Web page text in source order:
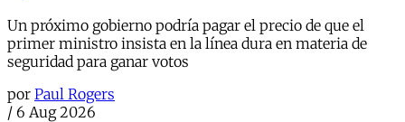
Un próximo gobierno podría pagar el precio de que el
primer ministro insista en la línea dura en materia de
seguridad para ganar votos
por Paul Rogers
/ 6 Aug 2026